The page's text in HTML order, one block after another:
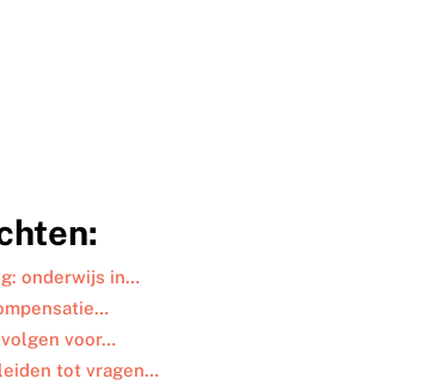
onderwijs in…
voor…
tot vragen…